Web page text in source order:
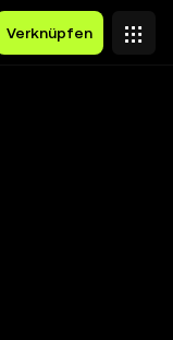
Verknüpfen